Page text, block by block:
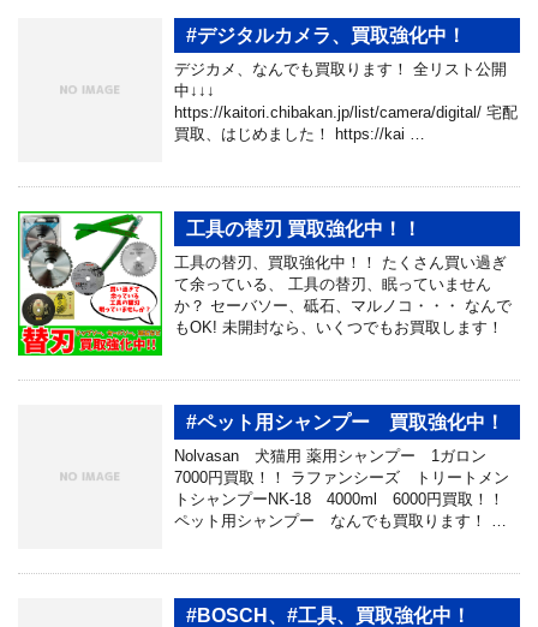
#デジタルカメラ、買取強化中！
デジカメ、なんでも買取ります！ 全リスト公開
中↓↓↓
https://kaitori.chibakan.jp/list/camera/digital/ 宅配
買取、はじめました！ https://kai …
工具の替刃 買取強化中！！
工具の替刃、買取強化中！！ たくさん買い過ぎ
て余っている、 工具の替刃、眠っていません
か？ セーバソー、砥石、マルノコ・・・ なんで
もOK! 未開封なら、いくつでもお買取します！
#ペット用シャンプー 買取強化中！
Nolvasan 犬猫用 薬用シャンプー 1ガロン
7000円買取！！ ラファンシーズ トリートメン
トシャンプーNK-18 4000ml 6000円買取！！
ペット用シャンプー なんでも買取ります！ …
#BOSCH、#工具、買取強化中！